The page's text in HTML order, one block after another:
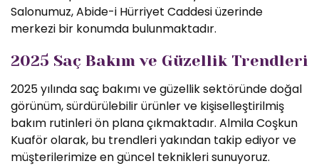
Salonumuz, Abide-i Hürriyet Caddesi üzerinde
merkezi bir konumda bulunmaktadır.
2025 Saç Bakım ve Güzellik Trendleri
2025 yılında saç bakımı ve güzellik sektöründe doğal
görünüm, sürdürülebilir ürünler ve kişiselleştirilmiş
bakım rutinleri ön plana çıkmaktadır. Almila Coşkun
Kuaför olarak, bu trendleri yakından takip ediyor ve
müşterilerimize en güncel teknikleri sunuyoruz.